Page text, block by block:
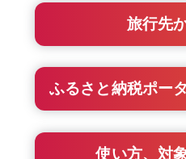
旅行先
ふるさと納税ポー
使い方、対